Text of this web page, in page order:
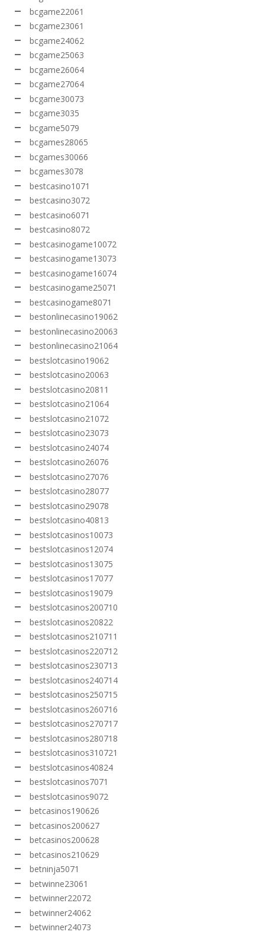
bcgame22061
bcgame23061
bcgame24062
bcgame25063
bcgame26064
bcgame27064
bcgame30073
bcgame3035
bcgame5079
bcgames28065
bcgames30066
bcgames3078
bestcasino1071
bestcasino3072
bestcasino6071
bestcasino8072
bestcasinogame10072
bestcasinogame13073
bestcasinogame16074
bestcasinogame25071
bestcasinogame8071
bestonlinecasino19062
bestonlinecasino20063
bestonlinecasino21064
bestslotcasino19062
bestslotcasino20063
bestslotcasino20811
bestslotcasino21064
bestslotcasino21072
bestslotcasino23073
bestslotcasino24074
bestslotcasino26076
bestslotcasino27076
bestslotcasino28077
bestslotcasino29078
bestslotcasino40813
bestslotcasinos10073
bestslotcasinos12074
bestslotcasinos13075
bestslotcasinos17077
bestslotcasinos19079
bestslotcasinos200710
bestslotcasinos20822
bestslotcasinos210711
bestslotcasinos220712
bestslotcasinos230713
bestslotcasinos240714
bestslotcasinos250715
bestslotcasinos260716
bestslotcasinos270717
bestslotcasinos280718
bestslotcasinos310721
bestslotcasinos40824
bestslotcasinos7071
bestslotcasinos9072
betcasinos190626
betcasinos200627
betcasinos200628
betcasinos210629
betninja5071
betwinne23061
betwinner22072
betwinner24062
betwinner24073